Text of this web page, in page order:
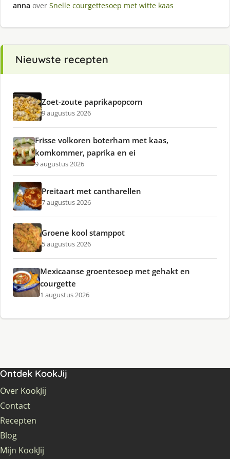
anna over Snelle courgettesoep met witte kaas
Nieuwste recepten
Zoet-zoute paprikapopcorn
9 augustus 2026
Frisse volkoren boterham met kaas,
komkommer, paprika en ei
9 augustus 2026
Preitaart met cantharellen
7 augustus 2026
Groene kool stamppot
5 augustus 2026
Mexicaanse groentesoep met gehakt en
courgette
1 augustus 2026
Ontdek KookJij
Over KookJij
Contact
Recepten
Blog
Mijn KookJij